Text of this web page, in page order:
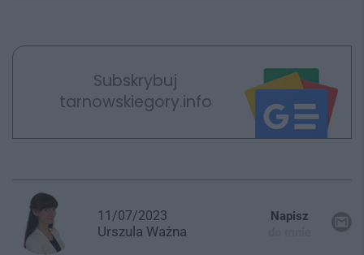
Subskrybuj
tarnowskiegory.info
11/07/2023
Urszula Ważna
Napisz